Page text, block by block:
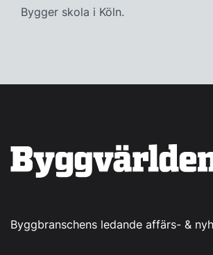
Bygger skola i Köln.
Byggbranschens ledande affärs- &